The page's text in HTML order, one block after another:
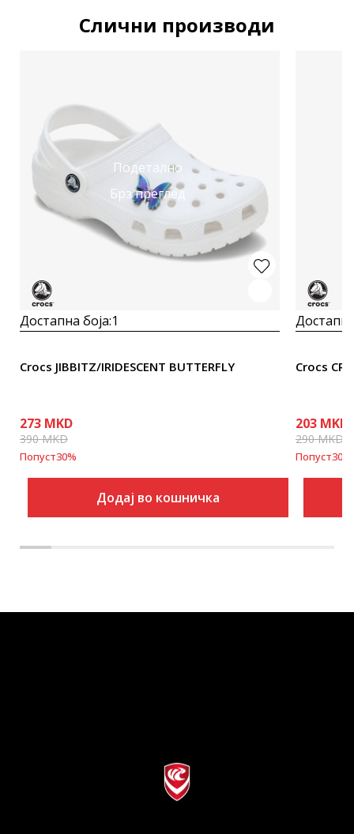
Слични производи
Подетално
Брз преглед
Достапна боја:1
Crocs JIBBITZ/IRIDESCENT BUTTERFLY
273 MKD
390MKD
Попуст30%
Додај во кошничка
Crocs
203 MKD
290MKD
Попуст30